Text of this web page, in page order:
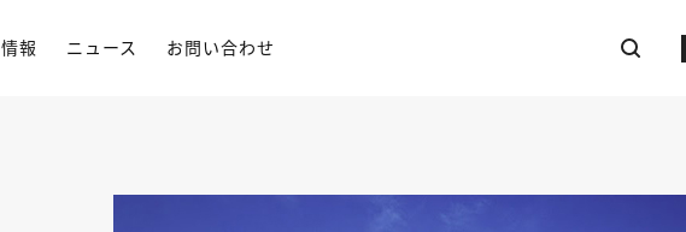
報 ニュース お問い合わせ